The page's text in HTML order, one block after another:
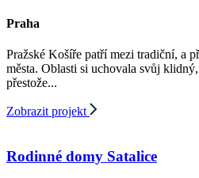
Praha
Pražské Košíře patří mezi tradiční, a
města. Oblasti si uchovala svůj
přestože...
Zobrazit projekt
Rodinné domy Satalice